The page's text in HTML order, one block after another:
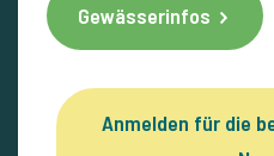
Gewässerinfos
Anmelden für die